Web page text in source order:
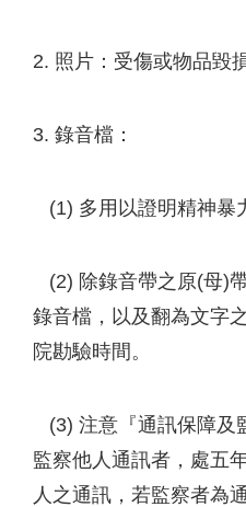
2. 照片：受傷或物品毀
3. 錄音檔：
(1) 多用以證明精神暴
(2) 除錄音帶之原(母)
錄音檔，以及翻為文字
院勘驗時間。
(3) 注意『通訊保障及
監察他人通訊者，處五
人之通訊，若監察者為